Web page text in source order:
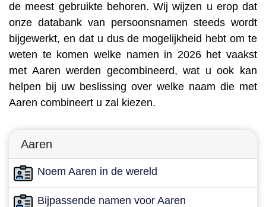
de meest gebruikte behoren. Wij wijzen u erop dat
onze databank van persoonsnamen steeds wordt
bijgewerkt, en dat u dus de mogelijkheid hebt om te
weten te komen welke namen in 2026 het vaakst
met Aaren werden gecombineerd, wat u ook kan
helpen bij uw beslissing over welke naam die met
Aaren combineert u zal kiezen.
Aaren
Noem Aaren in de wereld
Bijpassende namen voor Aaren